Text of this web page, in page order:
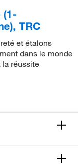
(1-
TRC
et étalons
dans le monde
la réussite